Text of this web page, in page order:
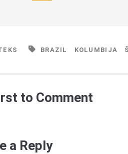
BRAZIL KOLUMBIJA
to Comment
a Reply